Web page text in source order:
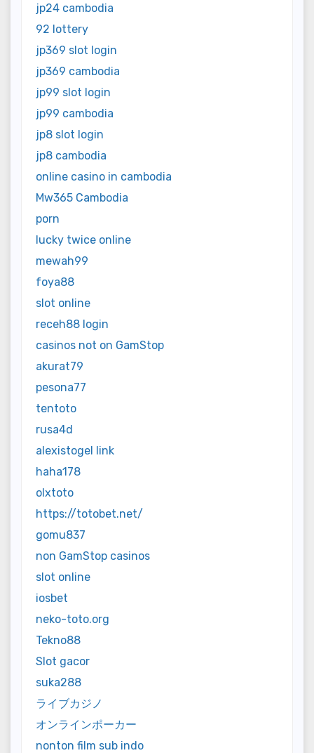
jp24 cambodia
92 lottery
jp369 slot login
jp369 cambodia
jp99 slot login
jp99 cambodia
jp8 slot login
jp8 cambodia
online casino in cambodia
Mw365 Cambodia
porn
lucky twice online
mewah99
foya88
slot online
receh88 login
casinos not on GamStop
akurat79
pesona77
tentoto
rusa4d
alexistogel link
haha178
olxtoto
https://totobet.net/
gomu837
non GamStop casinos
slot online
iosbet
neko-toto.org
Tekno88
Slot gacor
suka288
ライブカジノ
オンラインポーカー
nonton film sub indo